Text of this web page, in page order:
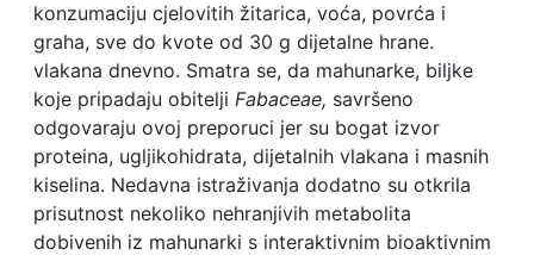
konzumaciju cjelovitih žitarica, voća, povrća i
graha, sve do kvote od 30 g dijetalne hrane.
vlakana dnevno. Smatra se, da mahunarke, biljke
koje pripadaju obitelji Fabaceae, savršeno
odgovaraju ovoj preporuci jer su bogat izvor
proteina, ugljikohidrata, dijetalnih vlakana i masnih
kiselina. Nedavna istraživanja dodatno su otkrila
prisutnost nekoliko nehranjivih metabolita
dobivenih iz mahunarki s interaktivnim bioaktivnim